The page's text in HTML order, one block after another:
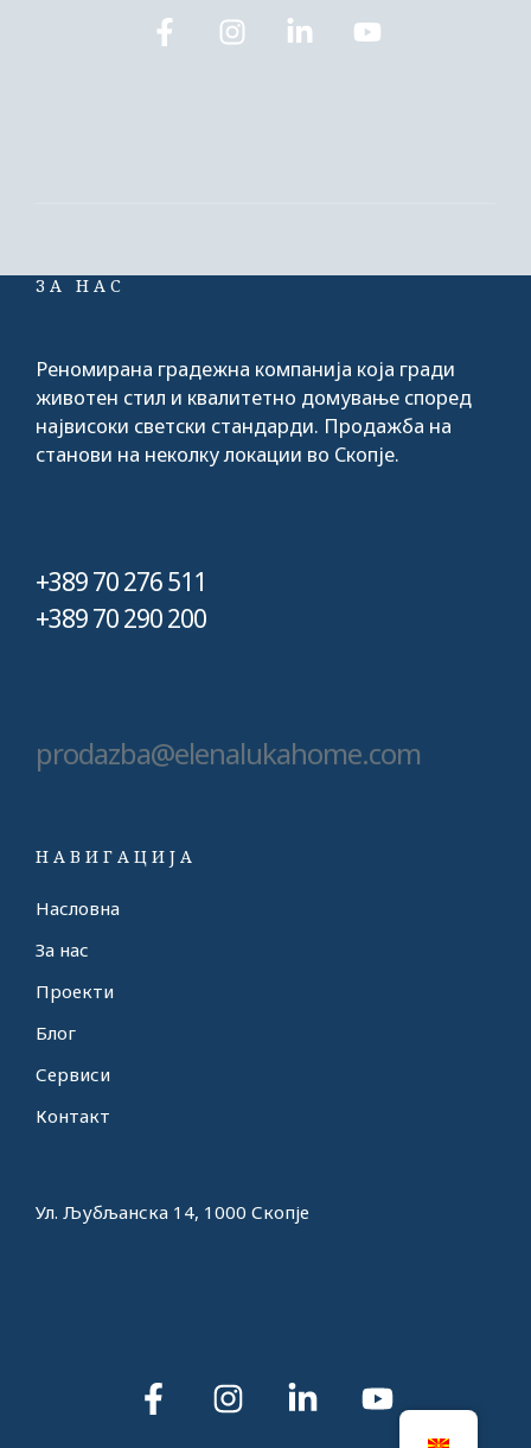
ЗА НАС
Реномирана градежна компанија која гради
животен стил и квалитетно домување според
највисоки светски стандарди. Продажба на
станови на неколку локации во Скопје.
+389 70 276 511
+389 70 290 200
prodazba@elenalukahome.com
НАВИГАЦИЈА
Насловна
За нас
Проекти
Блог
Сервиси
Контакт
Ул. Љубљанска 14, 1000 Скопје